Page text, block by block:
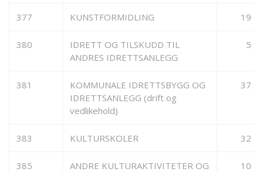
377 KUNSTFORMIDLING 19
380
IDRETT OG TILSKUDD TIL
ANDRES IDRETTSANLEGG
5
381
KOMMUNALE IDRETTSBYGG OG
IDRETTSANLEGG (drift og
vedlikehold)
37
383 KULTURSKOLER 32
385
ANDRE KULTURAKTIVITETER OG
10